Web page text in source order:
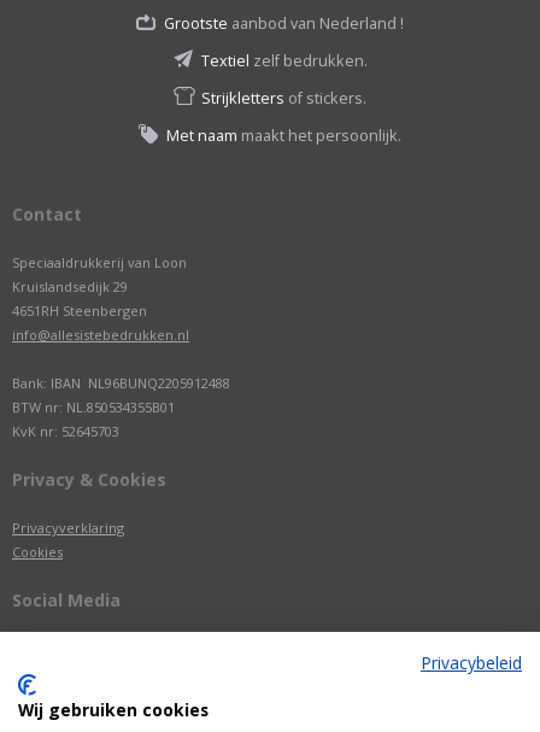
Grootste aanbod van Nederland !
Textiel zelf bedrukken.
Strijkletters of stickers.
Met naam maakt het persoonlijk.
Contact
Speciaaldrukkerij van Loon
Kruislandsedijk 29
4651RH Steenbergen
info@allesistebedrukken.nl
Bank: IBAN NL96BUNQ2205912488
BTW nr: NL.850534355B01
KvK nr: 52645703
Privacy & Cookies
Privacyverklaring
Cookies
Social Media
Privacybeleid
Wij gebruiken cookies